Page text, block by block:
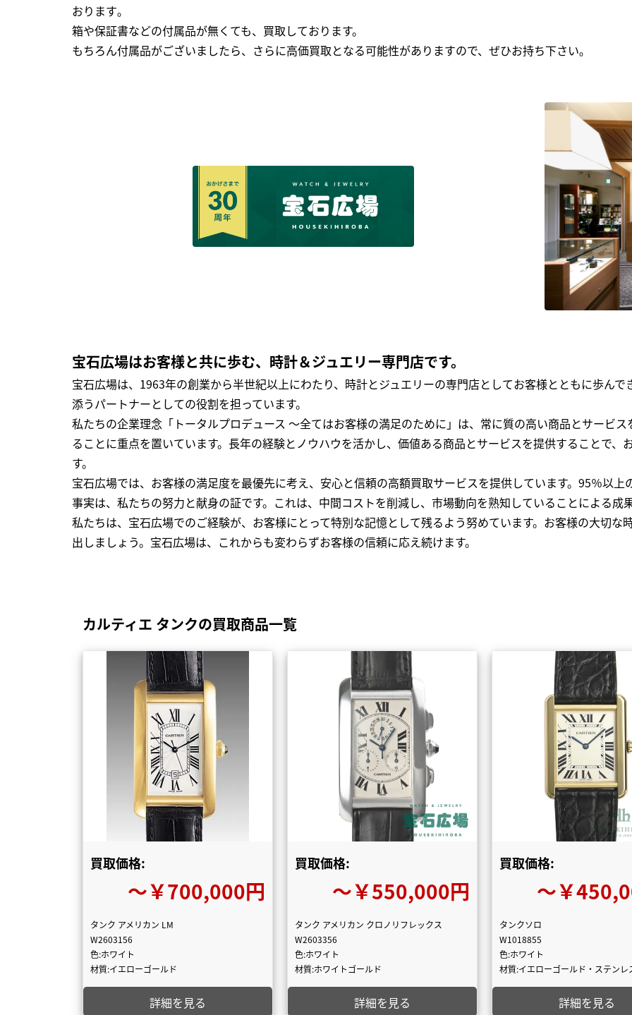
おります｡
箱や保証書などの付属品が無くても、買取しております。
もちろん付属品がございましたら、さらに高価買取となる可能性がありますので、ぜひお持ち下さい｡
宝石広場はお客様と共に歩む、時計＆ジュエリー専門店です。
宝石広場は、1963年の創業から半世紀以上にわたり、時計とジュエリーの専門店としてお客様とともに歩ん
添うパートナーとしての役割を担っています。
私たちの企業理念「トータルプロデュース ～全てはお客様の満足のために」は、常に質の高い商品とサービ
ることに重点を置いています。長年の経験とノウハウを活かし、価値ある商品とサービスを提供することで、
す。
宝石広場では、お客様の満足度を最優先に考え、安心と信頼の高額買取サービスを提供しています。95％以
事実は、私たちの努力と献身の証です。これは、中間コストを削減し、市場動向を熟知していることによる成果
私たちは、宝石広場でのご経験が、お客様にとって特別な記憶として残るよう努めています。お客様の大切な
出しましょう。宝石広場は、これからも変わらずお客様の信頼に応え続けます。
カルティエ タンクの買取商品一覧
買取価格:
〜￥700,000円
タンク アメリカン LM
W2603156
色:ホワイト
材質:イエローゴールド
詳細を見る
買取価格:
〜￥550,000円
タンク アメリカン クロノリフレックス
W2603356
色:ホワイト
材質:ホワイトゴールド
詳細を見る
買取価格:
〜￥
タンクソロ
W1018855
色:ホワイト
材質:イエローゴールド・ステンレ
詳細を見る